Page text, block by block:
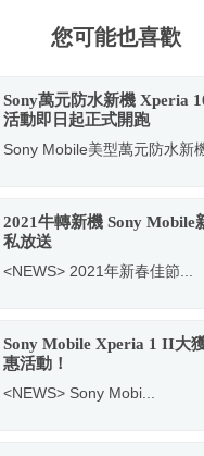
您可能也喜歡
Sony萬元防水新機 Xperia
活動即日起正式開跑
Sony Mobile美型萬元防水新
2021牛轉新機 Sony Mobile
私放送
<NEWS> 2021年新春佳節...
Sony Mobile Xperia 1 II大
惠活動！
<NEWS> Sony Mobi...